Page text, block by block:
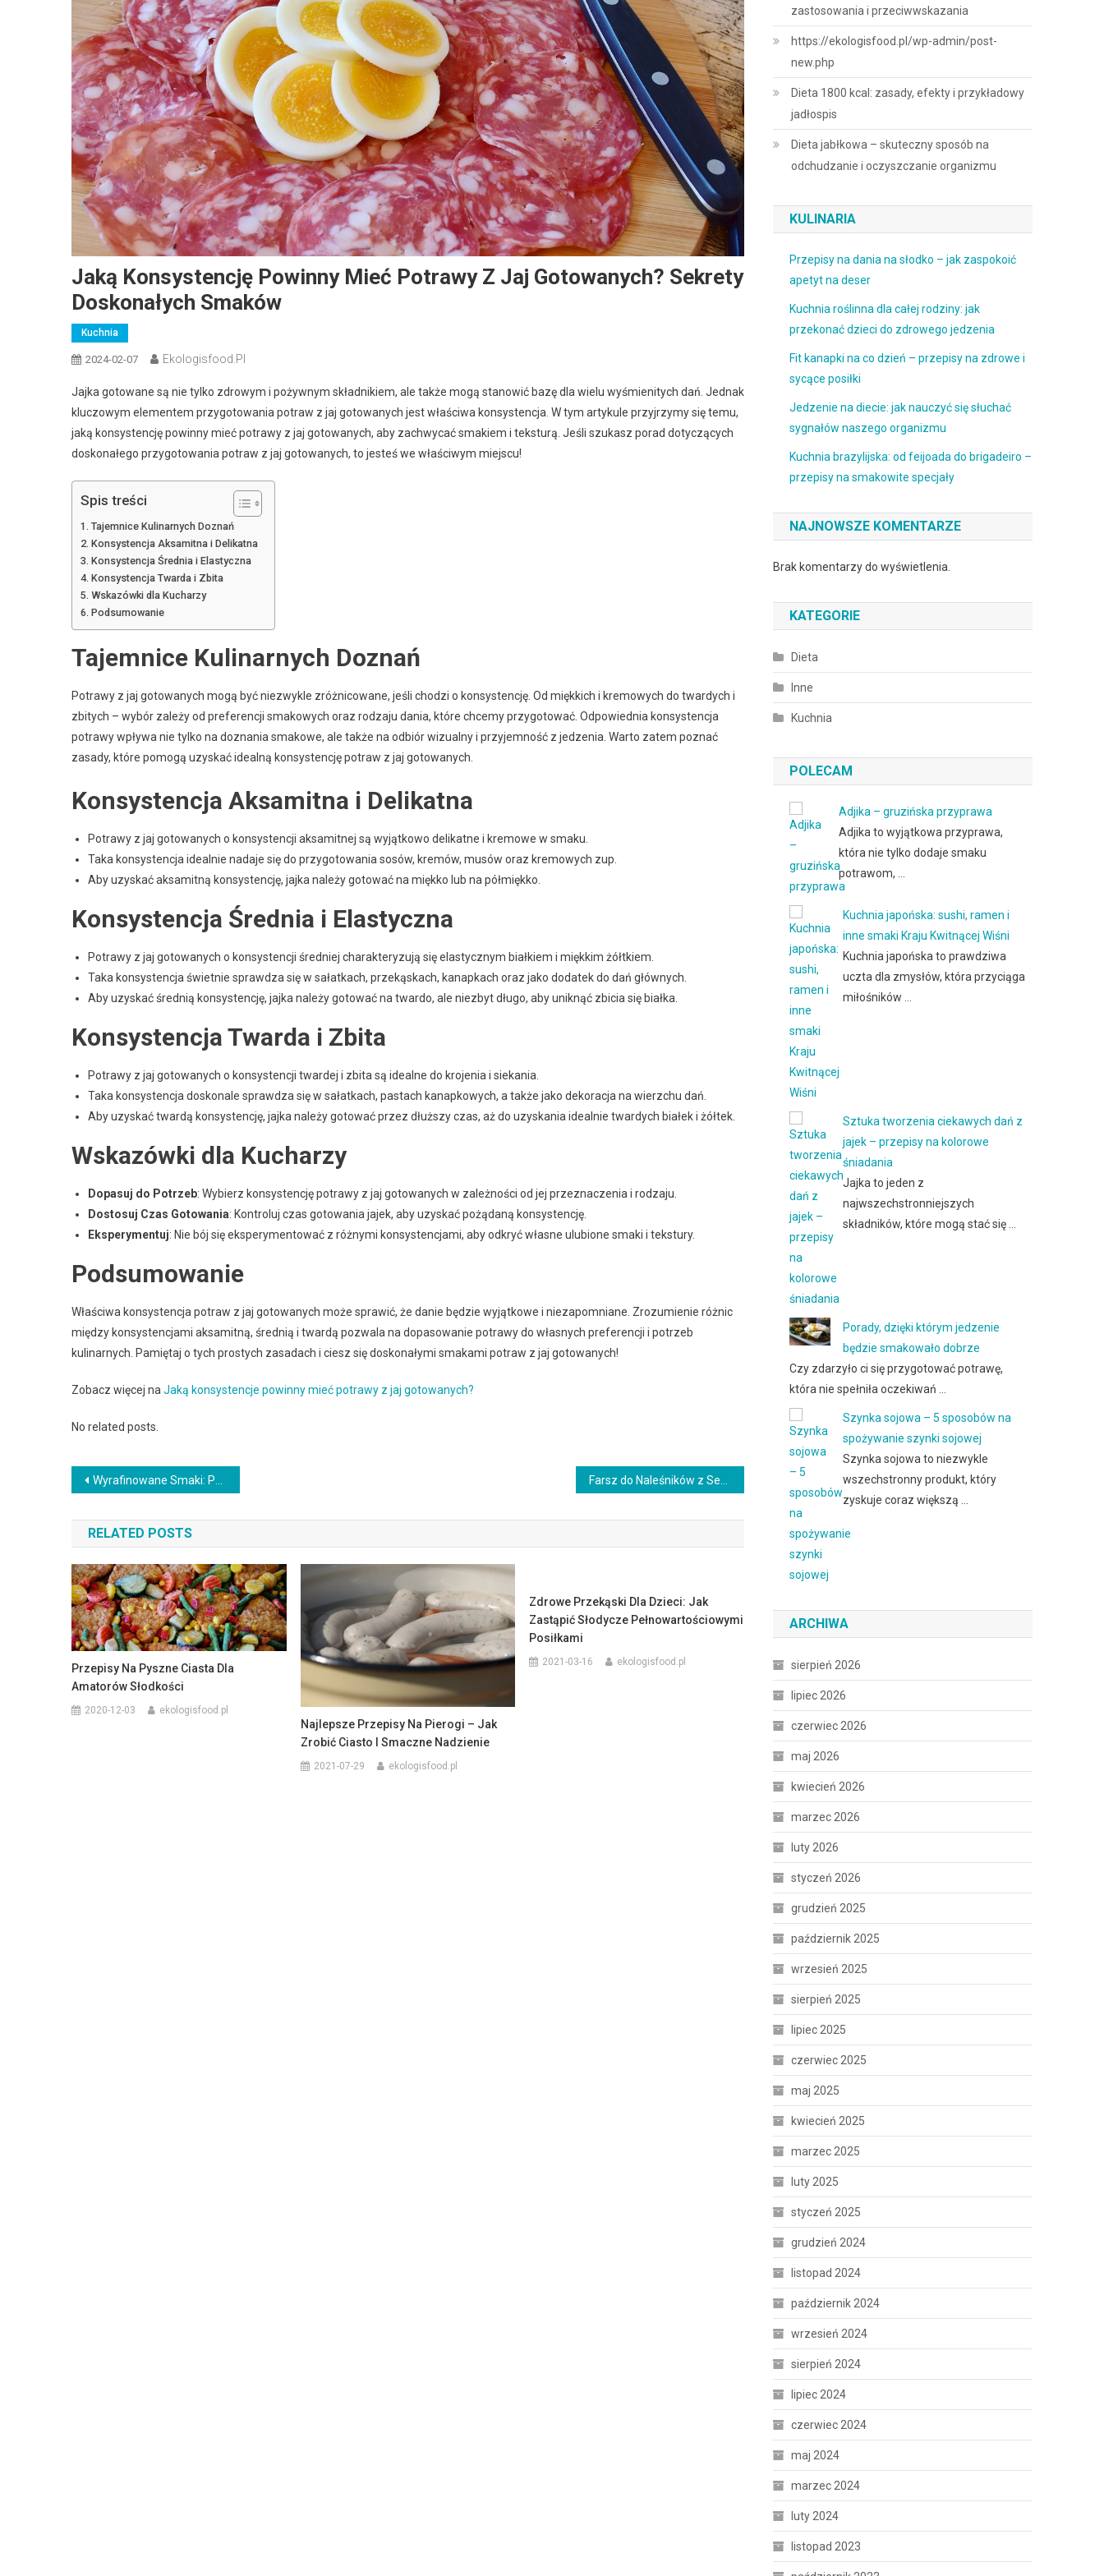
Jaką Konsystencję Powinny Mieć Potrawy Z Jaj Gotowanych? Sekrety
Doskonałych Smaków
Kuchnia
2024-02-07 Ekologisfood.pl
Jajka gotowane są nie tylko zdrowym i pożywnym składnikiem, ale także mogą stanowić bazę dla wielu wyśmienitych dań. Jednak
kluczowym elementem przygotowania potraw z jaj gotowanych jest właściwa konsystencja. W tym artykule przyjrzymy się temu,
jaką konsystencję powinny mieć potrawy z jaj gotowanych, aby zachwycać smakiem i teksturą. Jeśli szukasz porad dotyczących
doskonałego przygotowania potraw z jaj gotowanych, to jesteś we właściwym miejscu!
Spis treści
Tajemnice Kulinarnych Doznań
Konsystencja Aksamitna i Delikatna
Konsystencja Średnia i Elastyczna
Konsystencja Twarda i Zbita
Wskazówki dla Kucharzy
Podsumowanie
Tajemnice Kulinarnych Doznań
Potrawy z jaj gotowanych mogą być niezwykle zróżnicowane, jeśli chodzi o konsystencję. Od miękkich i kremowych do twardych i
zbitych – wybór zależy od preferencji smakowych oraz rodzaju dania, które chcemy przygotować. Odpowiednia konsystencja
potrawy wpływa nie tylko na doznania smakowe, ale także na odbiór wizualny i przyjemność z jedzenia. Warto zatem poznać
zasady, które pomogą uzyskać idealną konsystencję potraw z jaj gotowanych.
Konsystencja Aksamitna i Delikatna
Potrawy z jaj gotowanych o konsystencji aksamitnej są wyjątkowo delikatne i kremowe w smaku.
Taka konsystencja idealnie nadaje się do przygotowania sosów, kremów, musów oraz kremowych zup.
Aby uzyskać aksamitną konsystencję, jajka należy gotować na miękko lub na półmiękko.
Konsystencja Średnia i Elastyczna
Potrawy z jaj gotowanych o konsystencji średniej charakteryzują się elastycznym białkiem i miękkim żółtkiem.
Taka konsystencja świetnie sprawdza się w sałatkach, przekąskach, kanapkach oraz jako dodatek do dań głównych.
Aby uzyskać średnią konsystencję, jajka należy gotować na twardo, ale niezbyt długo, aby uniknąć zbicia się białka.
Konsystencja Twarda i Zbita
Potrawy z jaj gotowanych o konsystencji twardej i zbita są idealne do krojenia i siekania.
Taka konsystencja doskonale sprawdza się w sałatkach, pastach kanapkowych, a także jako dekoracja na wierzchu dań.
Aby uzyskać twardą konsystencję, jajka należy gotować przez dłuższy czas, aż do uzyskania idealnie twardych białek i żółtek.
Wskazówki dla Kucharzy
Dopasuj do Potrzeb: Wybierz konsystencję potrawy z jaj gotowanych w zależności od jej przeznaczenia i rodzaju.
Dostosuj Czas Gotowania: Kontroluj czas gotowania jajek, aby uzyskać pożądaną konsystencję.
Eksperymentuj: Nie bój się eksperymentować z różnymi konsystencjami, aby odkryć własne ulubione smaki i tekstury.
Podsumowanie
Właściwa konsystencja potraw z jaj gotowanych może sprawić, że danie będzie wyjątkowe i niezapomniane. Zrozumienie różnic
między konsystencjami aksamitną, średnią i twardą pozwala na dopasowanie potrawy do własnych preferencji i potrzeb
kulinarnych. Pamiętaj o tych prostych zasadach i ciesz się doskonałymi smakami potraw z jaj gotowanych!
Zobacz więcej na Jaką konsystencje powinny mieć potrawy z jaj gotowanych?
No related posts.
Nawigacja
wpisu
Wyrafinowane Smaki: Przepisy z Suszonymi Grzybami, Które Zaskoczą Twoje Podniebienie
RELATED POSTS
Przepisy Na Pyszne Ciasta Dla
Amatorów Słodkości
2020-12-03 ekologisfood.pl
Najlepsze Przepisy Na Pierogi – Jak
Zrobić Ciasto I Smaczne Nadzienie
2021-07-29 ekologisfood.pl
Zdrowe Przekąski Dla Dzieci: Jak
Zastąpić Słodycze Pełnowartościowymi
Posiłkami
2021-03-16 ekologisfood.pl
zastosowania i przeciwwskazania
https://ekologisfood.pl/wp-admin/post-
new.php
Dieta 1800 kcal: zasady, efekty i przykładowy
jadłospis
Dieta jabłkowa – skuteczny sposób na
odchudzanie i oczyszczanie organizmu
KULINARIA
Przepisy na dania na słodko – jak zaspokoić
apetyt na deser
Kuchnia roślinna dla całej rodziny: jak
przekonać dzieci do zdrowego jedzenia
Fit kanapki na co dzień – przepisy na zdrowe i
sycące posiłki
Jedzenie na diecie: jak nauczyć się słuchać
sygnałów naszego organizmu
Kuchnia brazylijska: od feijoada do brigadeiro –
przepisy na smakowite specjały
NAJNOWSZE KOMENTARZE
Brak komentarzy do wyświetlenia.
KATEGORIE
Dieta
Inne
Kuchnia
POLECAM
Adjika – gruzińska przyprawa
Adjika to wyjątkowa przyprawa,
która nie tylko dodaje smaku
potrawom, …
Kuchnia japońska: sushi, ramen i
inne smaki Kraju Kwitnącej Wiśni
Kuchnia japońska to prawdziwa
uczta dla zmysłów, która przyciąga
miłośników …
Sztuka tworzenia ciekawych dań z
jajek – przepisy na kolorowe
śniadania
Jajka to jeden z
najwszechstronniejszych
składników, które mogą stać się …
Porady, dzięki którym jedzenie
będzie smakowało dobrze
Czy zdarzyło ci się przygotować potrawę,
która nie spełniła oczekiwań …
Szynka sojowa – 5 sposobów na
spożywanie szynki sojowej
Szynka sojowa to niezwykle
wszechstronny produkt, który
zyskuje coraz większą …
ARCHIWA
sierpień 2026
lipiec 2026
czerwiec 2026
maj 2026
kwiecień 2026
marzec 2026
luty 2026
styczeń 2026
grudzień 2025
październik 2025
wrzesień 2025
sierpień 2025
lipiec 2025
czerwiec 2025
maj 2025
kwiecień 2025
marzec 2025
luty 2025
styczeń 2025
grudzień 2024
listopad 2024
październik 2024
wrzesień 2024
sierpień 2024
lipiec 2024
czerwiec 2024
maj 2024
marzec 2024
luty 2024
listopad 2023